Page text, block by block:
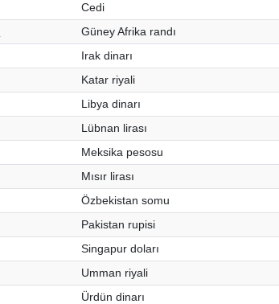
Cedi
Güney Afrika randı
Irak dinarı
Katar riyali
Libya dinarı
Lübnan lirası
Meksika pesosu
Mısır lirası
Özbekistan somu
Pakistan rupisi
Singapur doları
Umman riyali
Ürdün dinarı